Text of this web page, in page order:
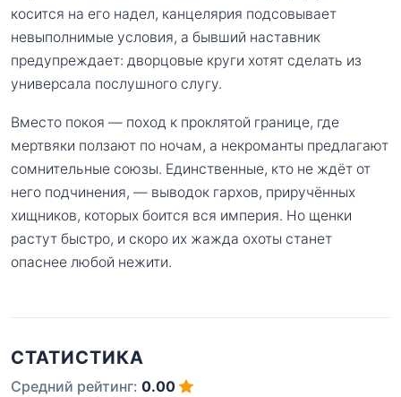
косится на его надел, канцелярия подсовывает
невыполнимые условия, а бывший наставник
предупреждает: дворцовые круги хотят сделать из
универсала послушного слугу.
Вместо покоя — поход к проклятой границе, где
мертвяки ползают по ночам, а некроманты предлагают
сомнительные союзы. Единственные, кто не ждёт от
него подчинения, — выводок гархов, приручённых
хищников, которых боится вся империя. Но щенки
растут быстро, и скоро их жажда охоты станет
опаснее любой нежити.
СТАТИСТИКА
Средний рейтинг: 0.00